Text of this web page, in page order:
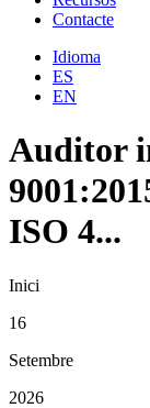
Contacte
Idioma
ES
EN
Auditor
ISO 4...
Inici
16
Setembre
2026